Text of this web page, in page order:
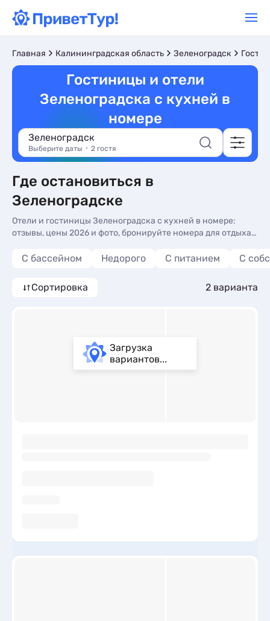
Главная Калининградская область Зеленоградск
Гостиницы и отели
Зеленоградска с кухней в
номере
Зеленоградск
Выберите даты 2 гостя
Где остановиться в
Зеленоградске
Отели и гостиницы Зеленоградска с кухней в номере:
отзывы, цены 2026 и фото, бронируйте номера для отдыха с
с кухней в номере в Зеленоградске - более 10 вариантов,
трансфером (платно).
С бассейном Недорого С питанием С
Сортировка 2 варианта
Загрузка
вариантов...